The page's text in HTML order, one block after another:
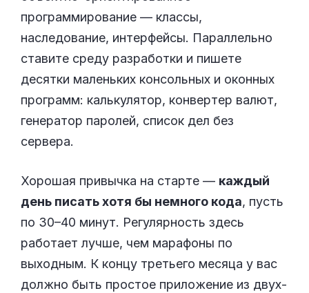
программирование — классы,
наследование, интерфейсы. Параллельно
ставите среду разработки и пишете
десятки маленьких консольных и оконных
программ: калькулятор, конвертер валют,
генератор паролей, список дел без
сервера.
Хорошая привычка на старте — каждый
день писать хотя бы немного кода, пусть
по 30–40 минут. Регулярность здесь
работает лучше, чем марафоны по
выходным. К концу третьего месяца у вас
должно быть простое приложение из двух-